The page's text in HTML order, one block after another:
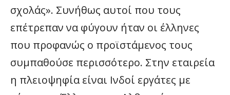
σχολάς». Συνήθως αυτοί που τους
επέτρεπαν να φύγουν ήταν οι έλληνες
που προφανώς ο προϊστάμενος τους
συμπαθούσε περισσότερο. Στην εταιρεία
η πλειοψηφία είναι Ινδοί εργάτες με